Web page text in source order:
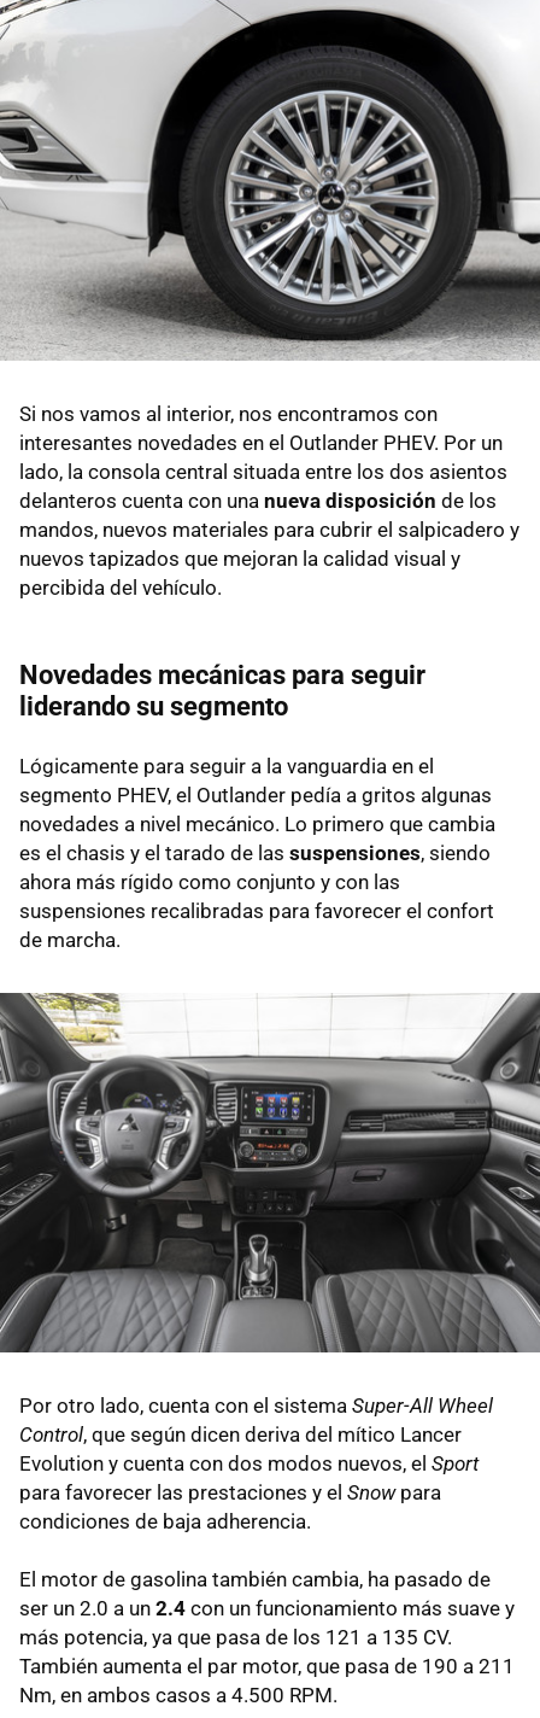
Si nos vamos al interior, nos encontramos con
interesantes novedades en el Outlander PHEV. Por un
lado, la consola central situada entre los dos asientos
delanteros cuenta con una nueva disposición de los
mandos, nuevos materiales para cubrir el salpicadero y
nuevos tapizados que mejoran la calidad visual y
percibida del vehículo.
Novedades mecánicas para seguir
liderando su segmento
Lógicamente para seguir a la vanguardia en el
segmento PHEV, el Outlander pedía a gritos algunas
novedades a nivel mecánico. Lo primero que cambia
es el chasis y el tarado de las suspensiones, siendo
ahora más rígido como conjunto y con las
suspensiones recalibradas para favorecer el confort
de marcha.
Por otro lado, cuenta con el sistema Super-All Wheel
Control, que según dicen deriva del mítico Lancer
Evolution y cuenta con dos modos nuevos, el Sport
para favorecer las prestaciones y el Snowpara
condiciones de baja adherencia.
El motor de gasolina también cambia, ha pasado de
ser un 2.0 a un 2.4 con un funcionamiento más suave y
más potencia, ya que pasa de los 121 a 135 CV.
También aumenta el par motor, que pasa de 190 a 211
Nm, en ambos casos a 4.500 RPM.